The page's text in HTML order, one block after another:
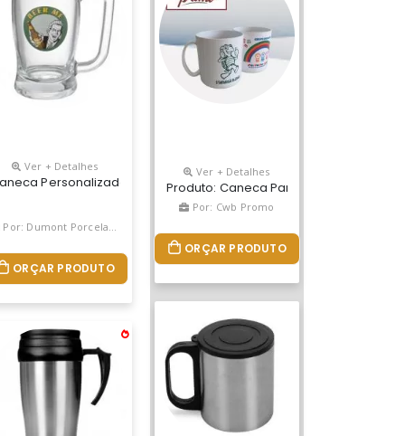
Vivas, Acabamento Impecável E Resistente A Microondas E
350ml Ceramica
Ver + Detalhes
Personalizada Chopp Taberna 340ml Vidro
Por: Dumont Porcelanas
ORÇAR PRODUTO
Ver + Detalhes
Produto: Caneca Para Café Medidas:
Por: Cwb Promo
ORÇAR PRODUTO